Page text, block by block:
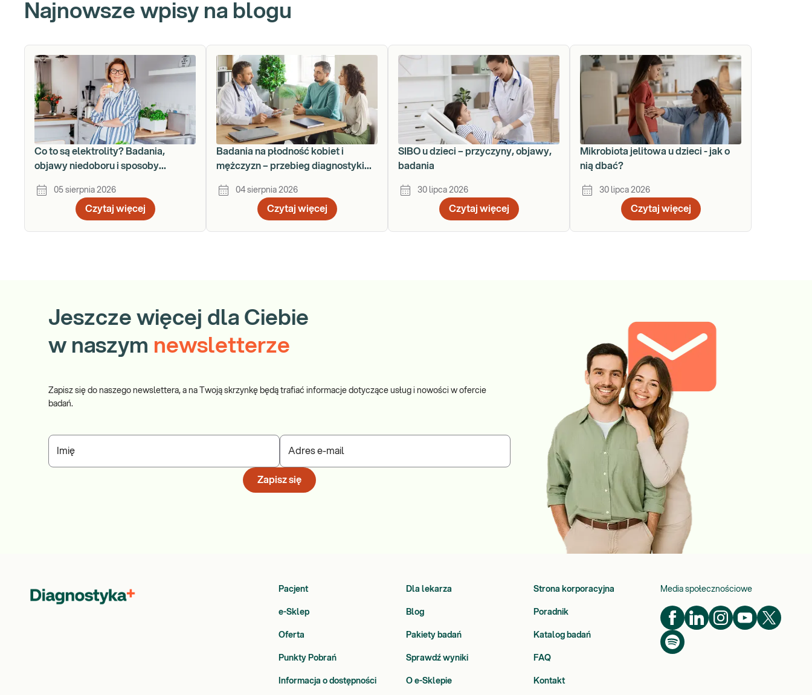
Najnowsze wpisy na blogu
Co to są elektrolity? Badania,
objawy niedoboru i sposoby
05 sierpnia 2026
Czytaj więcej
Badania na płodność kobiet i
mężczyzn – przebieg diagnostyki
04 sierpnia 2026
Czytaj więcej
SIBO u dzieci – przyczyny, objawy,
badania
30 lipca 2026
Czytaj więcej
Mikrobiota jelitowa u dzieci - jak o
nią dbać?
30 lipca 2026
Czytaj więcej
Jeszcze więcej dla Ciebie
w naszym newsletterze
Zapisz się do naszego newslettera, a na Twoją skrzynkę będą trafiać informacje dotyczące usług i nowości w ofercie
badań.
Imię Adres e-mail
Zapisz się
Pacjent Dla lekarza Strona korporacyjna
e-Sklep Blog Poradnik
Oferta Pakiety badań Katalog badań
Punkty Pobrań Sprawdź wyniki FAQ
Informacja o dostępności O e-Sklepie Kontakt
Media społecznościowe